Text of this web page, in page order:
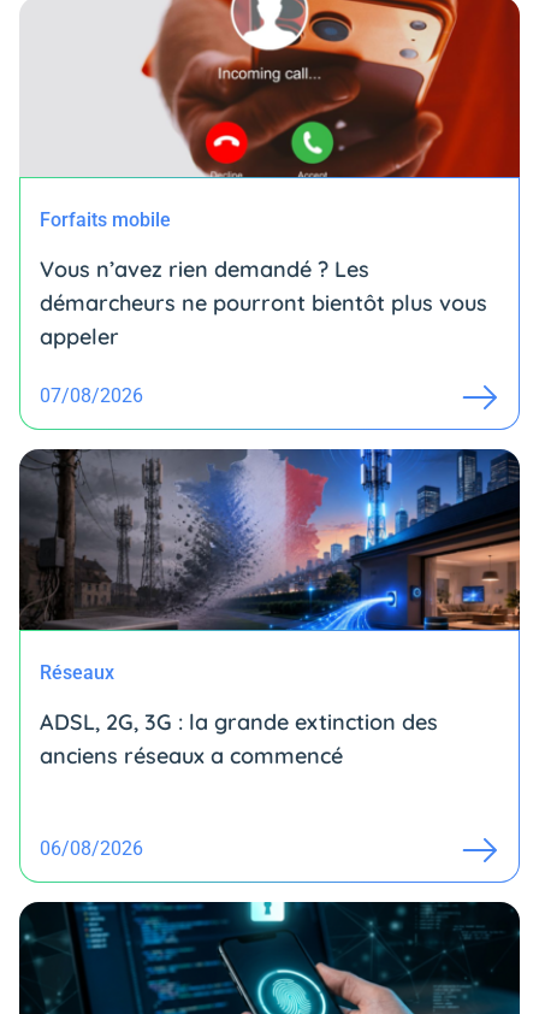
Forfaits mobile
Vous n’avez rien demandé ? Les
démarcheurs ne pourront bientôt plus vous
appeler
07/08/2026
Réseaux
ADSL, 2G, 3G : la grande extinction des
anciens réseaux a commencé
06/08/2026